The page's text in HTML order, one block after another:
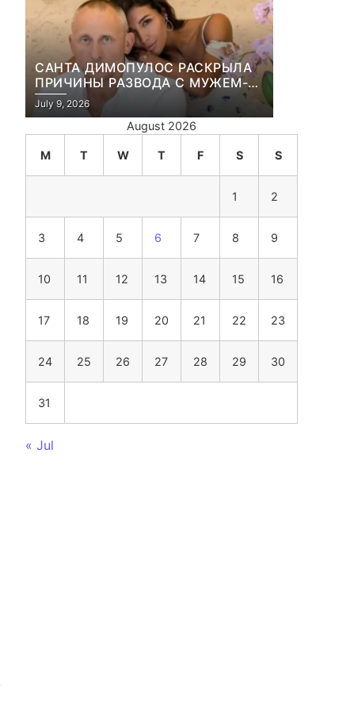
САНТА ДИМОПУЛОС РАСКРЫЛА
ПРИЧИНЫ РАЗВОДА С МУЖЕМ-
БИЗНЕСМЕНОМ
July 9, 2026
August 2026
M T W T F S S
1 2
3 4 5 6 7 8 9
10 11 12 13 14 15 16
17 18 19 20 21 22 23
24 25 26 27 28 29 30
31
« Jul